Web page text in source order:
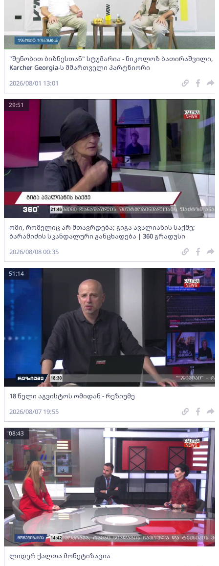
"შენობით ბიზნესთან" სტუმარია - ნიკოლოზ ბათირაშვილი,
Karcher Georgia-ს მმართველი პარტნიორი
2026/08/01 13:01
ომი, რომელიც არ მთავრდება; გიგა ავალიანის საქმე;
ბარამიძის სკანდალური განცხადება | 360 გრადუსი
29:51
2026/08/08 00:35
18 წელი აგვისტოს ომიდან - რეზიუმე
51:14
2026/08/07 19:55
ლიდერ ქალთა მონეტიზაცია
08:43